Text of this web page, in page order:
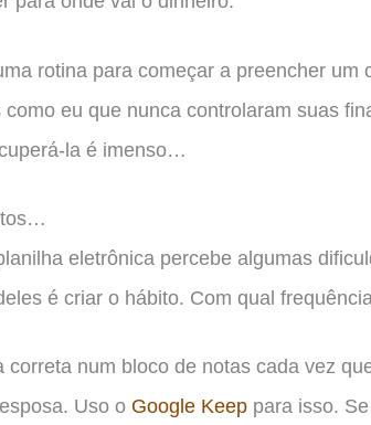
rotina para começar a preencher um
eu que nunca controlaram suas
la é imenso…
eletrônica percebe algumas
é criar o hábito. Com qual
num bloco de notas cada vez
Uso o Google Keep para isso.